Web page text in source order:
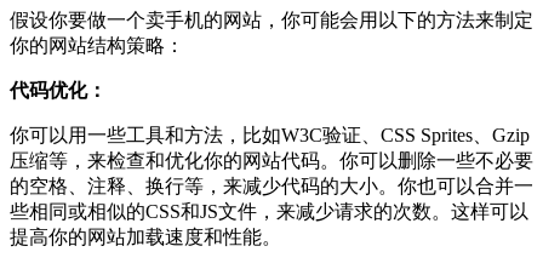
假设你要做一个卖手机的网站，你可能会用以下的方法来制定
你的网站结构策略：
代码优化：
你可以用一些工具和方法，比如W3C验证、CSS Sprites、Gzip
压缩等，来检查和优化你的网站代码。你可以删除一些不必要
的空格、注释、换行等，来减少代码的大小。你也可以合并一
些相同或相似的CSS和JS文件，来减少请求的次数。这样可以
提高你的网站加载速度和性能。